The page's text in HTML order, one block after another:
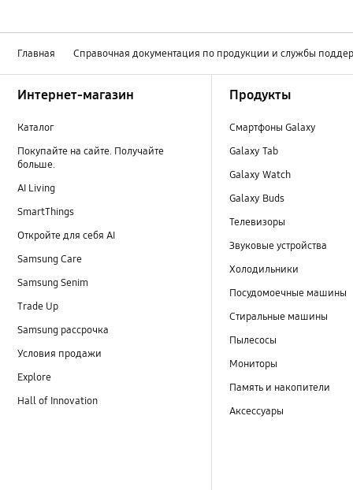
Главная Справочная документация по продукции и службы
Интернет-магазин
Каталог
Покупайте на сайте. Получайте
больше.
AI Living
SmartThings
Откройте для себя AI
Samsung Care
Samsung Senim
Trade Up
Samsung рассрочка
Условия продажи
Explore
Hall of Innovation
Продукты
Смартфоны Galaxy
Galaxy Tab
Galaxy Watch
Galaxy Buds
Телевизоры
Звуковые устройства
Холодильники
Посудомоечные машины
Стиральные машины
Пылесосы
Мониторы
Память и накопители
Аксессуары